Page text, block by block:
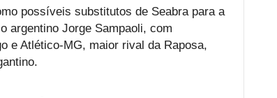
possíveis substitutos de Seabra para a
argentino Jorge Sampaoli, com
e Atlético-MG, maior rival da Raposa,